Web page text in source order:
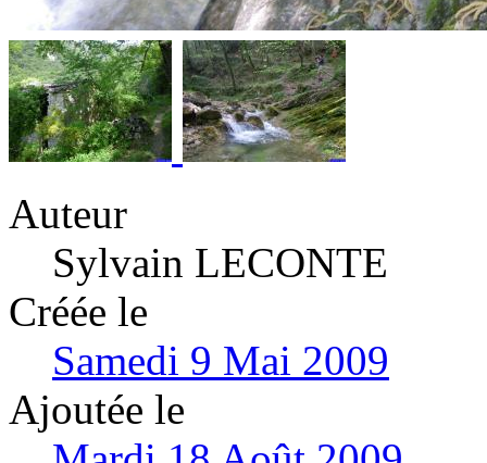
Auteur
Sylvain LECONTE
Créée le
Samedi 9 Mai 2009
Ajoutée le